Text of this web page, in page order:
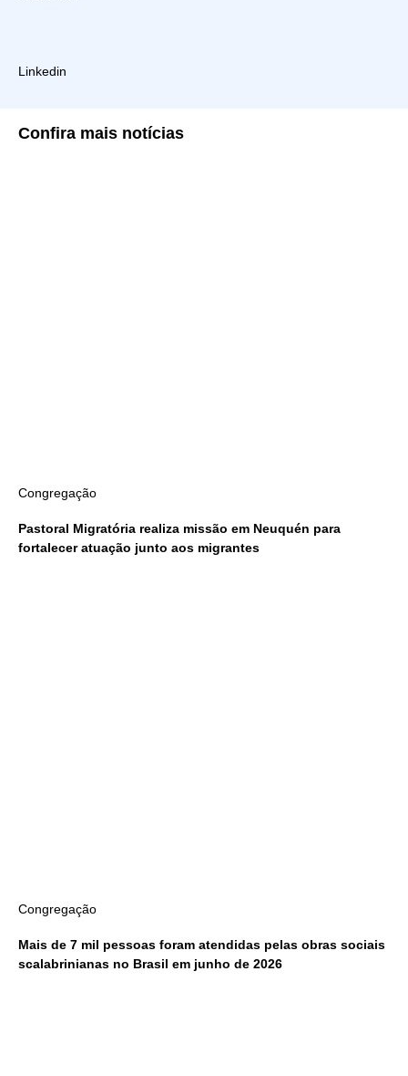
Linkedin
Confira mais notícias
Congregação
Pastoral Migratória realiza missão em Neuquén para
fortalecer atuação junto aos migrantes
Congregação
Mais de 7 mil pessoas foram atendidas pelas obras sociais
scalabrinianas no Brasil em junho de 2026